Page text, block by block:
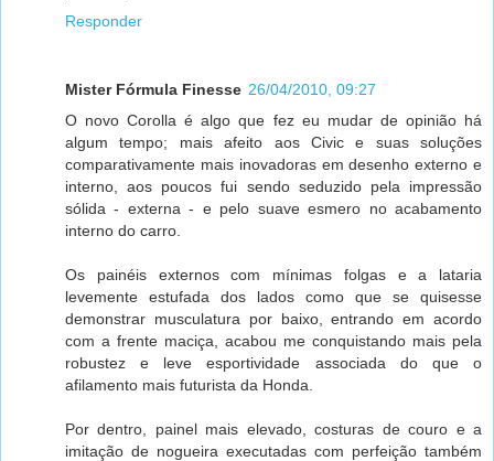
Responder
Mister Fórmula Finesse 26/04/2010, 09:27
O novo Corolla é algo que fez eu mudar de opinião há
algum tempo; mais afeito aos Civic e suas soluções
comparativamente mais inovadoras em desenho externo e
interno, aos poucos fui sendo seduzido pela impressão
sólida - externa - e pelo suave esmero no acabamento
interno do carro.
Os painéis externos com mínimas folgas e a lataria
levemente estufada dos lados como que se quisesse
demonstrar musculatura por baixo, entrando em acordo
com a frente maciça, acabou me conquistando mais pela
robustez e leve esportividade associada do que o
afilamento mais futurista da Honda.
Por dentro, painel mais elevado, costuras de couro e a
imitação de nogueira executadas com perfeição também